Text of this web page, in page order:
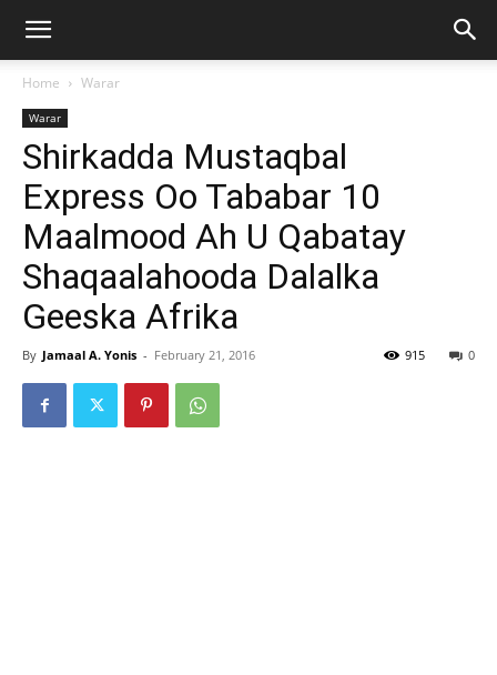
Home Warar
Warar
Shirkadda Mustaqbal
Express Oo Tababar 10
Maalmood Ah U Qabatay
Shaqaalahooda Dalalka
Geeska Afrika
By Jamaal A. Yonis - February 21, 2016 0
915